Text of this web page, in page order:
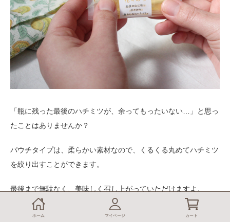
「瓶に残った最後のハチミツが、余ってもったいない…」と思っ
たことはありませんか？
パウチタイプは、柔らかい素材なので、くるくる丸めてハチミツ
を絞り出すことができます。
最後まで無駄なく、美味しく召し上がっていただけますよ。
さらに、折りたたんでコンパクトに捨てられるのも便利です◎
ホーム マイページ カート